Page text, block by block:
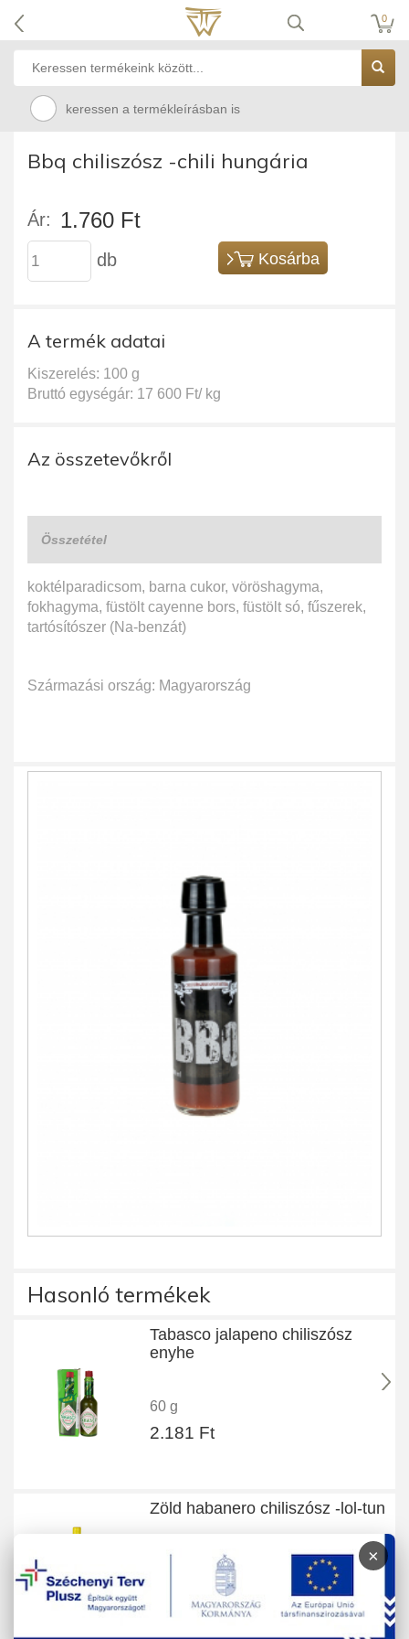
0
keressen a termékleírásban is
Bbq chiliszósz -chili hungária
Ár: 1.760 Ft
db Kosárba
A termék adatai
Kiszerelés: 100 g
Bruttó egységár: 17 600 Ft/ kg
Az összetevőkről
Összetétel
koktélparadicsom, barna cukor, vöröshagyma,
fokhagyma, füstölt cayenne bors, füstölt só, fűszerek,
tartósítószer (Na-benzát)
Származási ország: Magyarország
Hasonló termékek
Tabasco jalapeno chiliszósz
enyhe
60 g
2.181 Ft
Zöld habanero chiliszósz -lol-tun
1.490 Ft
×